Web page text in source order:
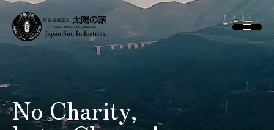
No Charity,